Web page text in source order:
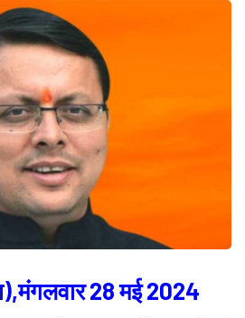
28 मई 2024